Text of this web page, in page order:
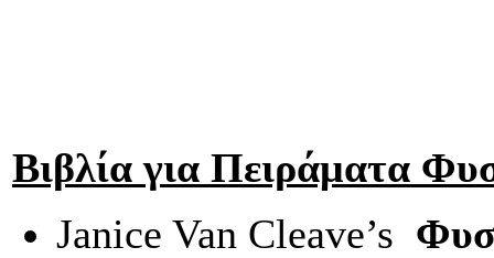
Βιβλία για Πειράματα
Janice Van Cleave’s